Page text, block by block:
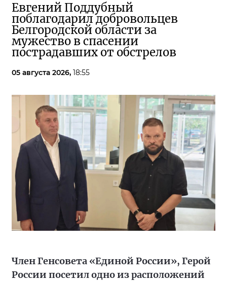
Евгений Поддубный
поблагодарил добровольцев
Белгородской области за
мужество в спасении
пострадавших от обстрелов
05 августа 2026, 18:55
Член Генсовета «Единой России», Герой
России посетил одно из расположений